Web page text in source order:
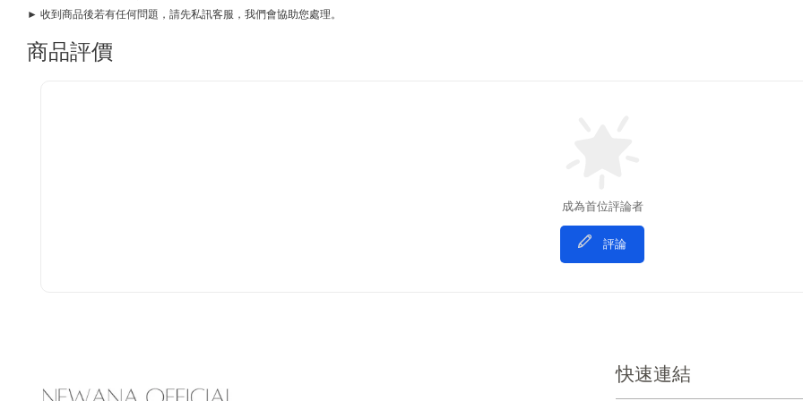
► 收到商品後若有任何問題，請先私訊客服，我們會協助您處理。
商品評價
成為首位評論者
評論
快速連結